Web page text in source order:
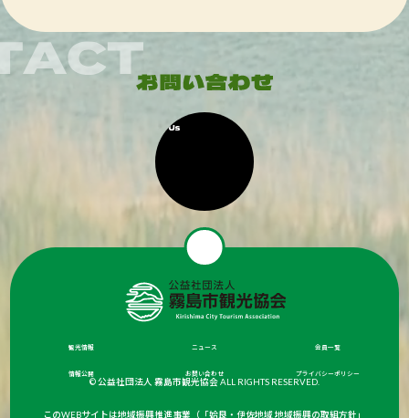
観光情報 ニュース 会員一覧
情報公開 お問い合わせ プライバシーポリシー
© 公益社団法人 霧島市観光協会 ALL RIGHTS RESERVED.
このWEBサイトは地域振興推進事業（「姶良・伊佐地域 地域振興の取組方針」